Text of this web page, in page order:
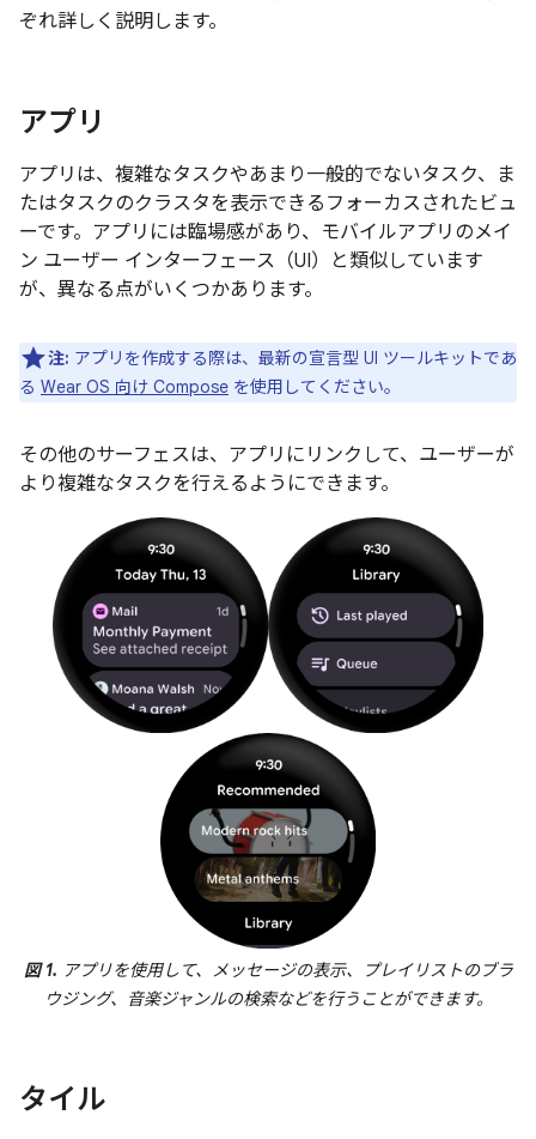
ぞれ詳しく説明します。
アプリ
アプリは、複雑なタスクやあまり一般的でないタスク、ま
たはタスクのクラスタを表示できるフォーカスされたビュ
ーです。アプリには臨場感があり、モバイルアプリのメイ
ン ユーザー インターフェース（UI）と類似しています
が、異なる点がいくつかあります。
注: アプリを作成する際は、最新の宣言型 UI ツールキットであ
る Wear OS 向け Compose を使用してください。
その他のサーフェスは、アプリにリンクして、ユーザーが
より複雑なタスクを行えるようにできます。
図 1. アプリを使用して、メッセージの表示、プレイリストのブラ
ウジング、音楽ジャンルの検索などを行うことができます。
タイル